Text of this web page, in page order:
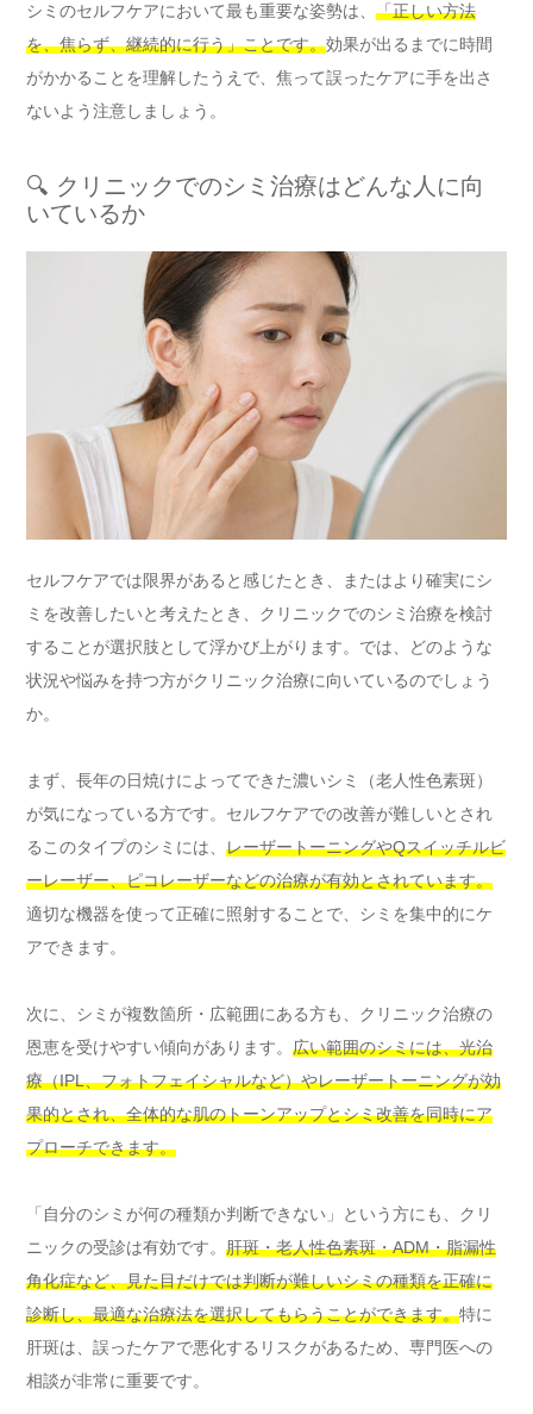
シミのセルフケアにおいて最も重要な姿勢は、 「正しい方法
を、焦らず、継続的に行う」ことです。効果が出るまでに時間
がかかることを理解したうえで、焦って誤ったケアに手を出さ
ないよう注意しましょう。
🔍 クリニックでのシミ治療はどんな人に向
いているか
セルフケアでは限界があると感じたとき、またはより確実にシ
ミを改善したいと考えたとき、クリニックでのシミ治療を検討
することが選択肢として浮かび上がります。では、どのような
状況や悩みを持つ方がクリニック治療に向いているのでしょう
か。
まず、長年の日焼けによってできた濃いシミ（老人性色素斑）
が気になっている方です。セルフケアでの改善が難しいとされ
るこのタイプのシミには、 レーザートーニングやQスイッチルビ
ーレーザー、ピコレーザーなどの治療が有効とされています。
適切な機器を使って正確に照射することで、シミを集中的にケ
アできます。
次に、シミが複数箇所・広範囲にある方も、クリニック治療の
恩恵を受けやすい傾向があります。 広い範囲のシミには、光治
療（IPL、フォトフェイシャルなど）やレーザートーニングが効
果的とされ、全体的な肌のトーンアップとシミ改善を同時にア
プローチできます。
「自分のシミが何の種類か判断できない」という方にも、クリ
ニックの受診は有効です。 肝斑・老人性色素斑・ADM・脂漏性
角化症など、見た目だけでは判断が難しいシミの種類を正確に
診断し、最適な治療法を選択してもらうことができます。特に
肝斑は、誤ったケアで悪化するリスクがあるため、専門医への
相談が非常に重要です。